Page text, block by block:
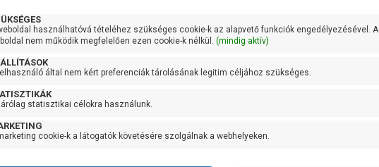
Öntvény
használhatóvá tételéhez szükséges cookie-k az alapvető funkciók engedélyezésével. A
nem működik megfelelően ezen cookie-k nélkül. (mindig aktív)
által nem kért preferenciák tárolásának legitim céljához szükséges.
statisztikai célokra használunk.
cookie-k a látogatók követésére szolgálnak a webhelyeken.